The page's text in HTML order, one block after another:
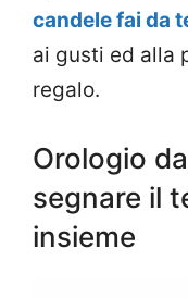
candele fai da
ai gusti ed alla
regalo.
Orologio
segnare il
insieme